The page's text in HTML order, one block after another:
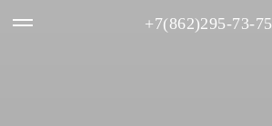
+7(862)295-73-75